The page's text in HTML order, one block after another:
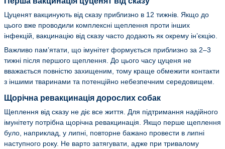
Цуценят вакцинують від сказу приблизно в 12 тижнів. Якщо до
цього вже проводили комплексні щеплення проти інших
інфекцій, вакцинацію від сказу часто додають як окрему ін’єкцію.
Важливо пам’ятати, що імунітет формується приблизно за 2–3
тижні після першого щеплення. До цього часу цуценя не
вважається повністю захищеним, тому краще обмежити контакти
з іншими тваринами та потенційно небезпечним середовищем.
Щорічна ревакцинація дорослих собак
Щеплення від сказу не діє все життя. Для підтримання надійного
імунітету потрібна щорічна ревакцинація. Якщо перше щеплення
було, наприклад, у липні, повторне бажано провести в липні
наступного року. Не варто затягувати, адже при тривалому